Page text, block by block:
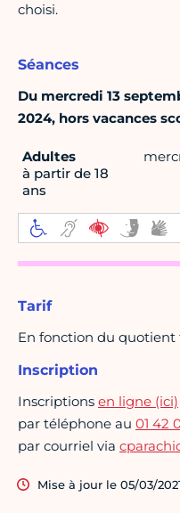
choisi.
Séances
Du mercredi 13
2024, hors vacances
Adultes
à partir de 18
ans
Tarif
En fonction du quotient
Inscription
Inscriptions en ligne (ici)
par téléphone au 01 42
par courriel via
Mise à jour le 05/03/